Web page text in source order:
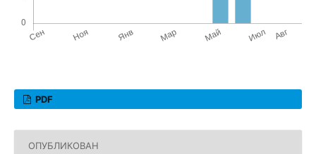
PDF
ОПУБЛИКОВАН